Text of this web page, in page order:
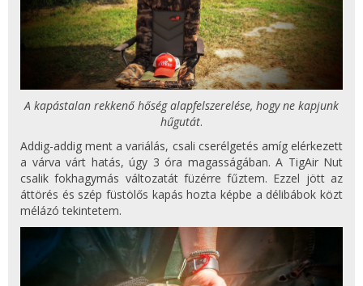
A kapástalan rekkenő hőség alapfelszerelése, hogy ne kapjunk
hűgutát.
Addig-addig ment a variálás, csali cserélgetés amíg elérkezett
a várva várt hatás, úgy 3 óra magasságában. A TigAir Nut
csalik fokhagymás változatát füzérre fűztem. Ezzel jött az
áttörés és szép füstölős kapás hozta képbe a délibábok közt
mélázó tekintetem.